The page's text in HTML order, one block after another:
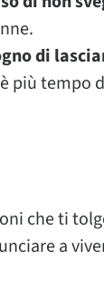
di
più tempo
che ti
a